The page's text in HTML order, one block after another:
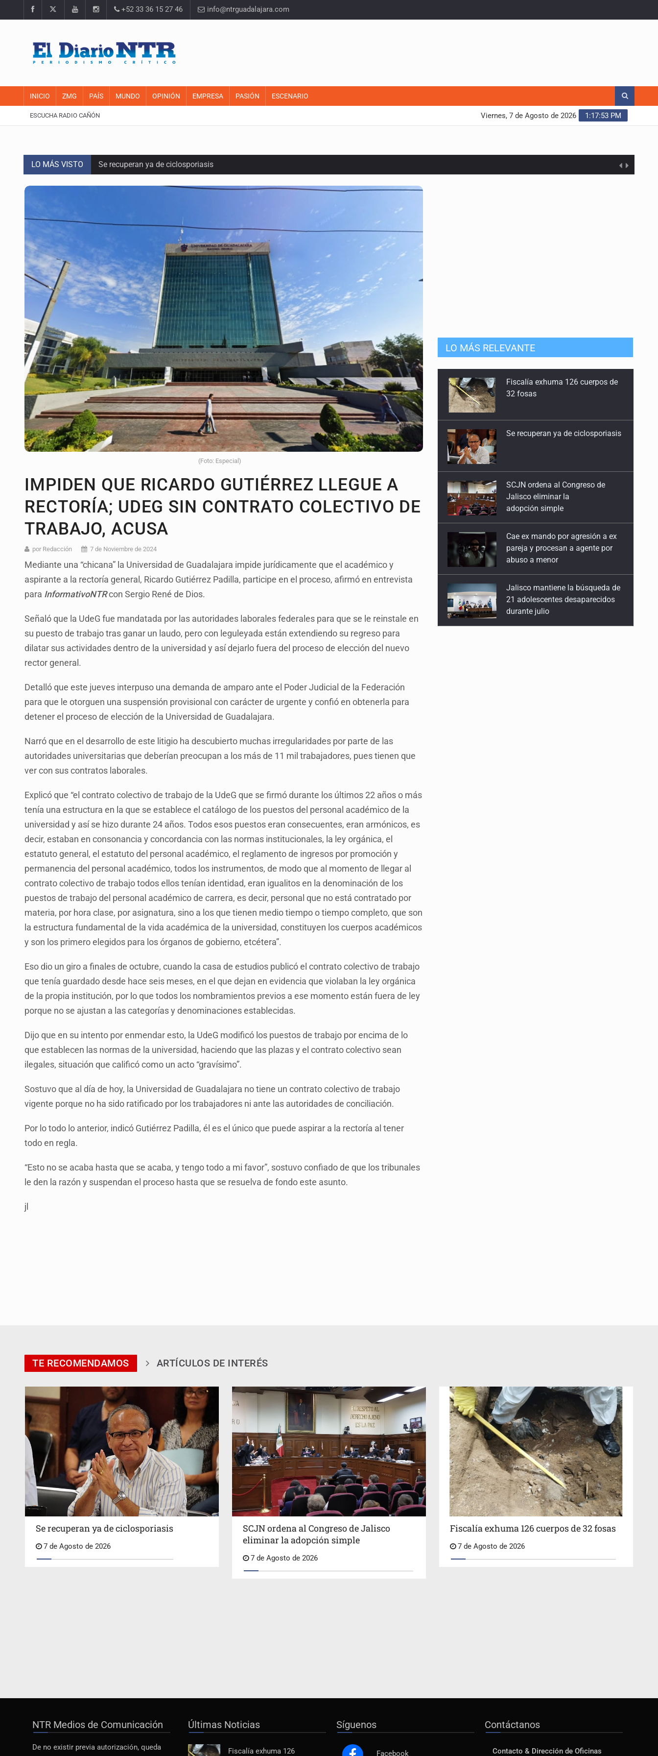
+52 33 36 15 27 46 info@ntrguadalajara.com
INICIO ZMG PAÍS MUNDO OPINIÓN EMPRESA PASIÓN ESCENARIO
ESCUCHA RADIO CAÑÓN 1:17:54 PM
Viernes, 7 de Agosto de 2026
LO MÁS VISTO Se recuperan ya de ciclosporiasis
SCJN ordena al Congreso de Jalisco eliminar la adopción simple
Al archivo la mitad de quejas contra el Siapa
Ya hay solicitud de audiencia de imputación en caso Eli Castro
Vecinos acusan retiro de árboles; Ijalvi niega tala
Buscan mantener tradiciones con Feria Corazón de Artesano
Apoyarán a mujeres con cáncer con 40 mdp
La evolución tiene nombre: ‘SuperArte’
Quinto Patio
(Foto: Especial)
IMPIDEN QUE RICARDO GUTIÉRREZ LLEGUE A
RECTORÍA; UDEG SIN CONTRATO COLECTIVO DE
TRABAJO, ACUSA
por Redacción 7 de Noviembre de 2024
Mediante una “chicana” la Universidad de Guadalajara impide jurídicamente que el académico y
aspirante a la rectoría general, Ricardo Gutiérrez Padilla, participe en el proceso, afirmó en entrevista
para InformativoNTRcon Sergio René de Dios.
Señaló que la UdeG fue mandatada por las autoridades laborales federales para que se le reinstale en
su puesto de trabajo tras ganar un laudo, pero con leguleyada están extendiendo su regreso para
dilatar sus actividades dentro de la universidad y así dejarlo fuera del proceso de elección del nuevo
rector general.
Detalló que este jueves interpuso una demanda de amparo ante el Poder Judicial de la Federación
para que le otorguen una suspensión provisional con carácter de urgente y confió en obtenerla para
detener el proceso de elección de la Universidad de Guadalajara.
Narró que en el desarrollo de este litigio ha descubierto muchas irregularidades por parte de las
autoridades universitarias que deberían preocupan a los más de 11 mil trabajadores, pues tienen que
ver con sus contratos laborales.
Explicó que “el contrato colectivo de trabajo de la UdeG que se firmó durante los últimos 22 años o más
tenía una estructura en la que se establece el catálogo de los puestos del personal académico de la
universidad y así se hizo durante 24 años. Todos esos puestos eran consecuentes, eran armónicos, es
decir, estaban en consonancia y concordancia con las normas institucionales, la ley orgánica, el
estatuto general, el estatuto del personal académico, el reglamento de ingresos por promoción y
permanencia del personal académico, todos los instrumentos, de modo que al momento de llegar al
contrato colectivo de trabajo todos ellos tenían identidad, eran igualitos en la denominación de los
puestos de trabajo del personal académico de carrera, es decir, personal que no está contratado por
materia, por hora clase, por asignatura, sino a los que tienen medio tiempo o tiempo completo, que son
la estructura fundamental de la vida académica de la universidad, constituyen los cuerpos académicos
y son los primero elegidos para los órganos de gobierno, etcétera”.
Eso dio un giro a finales de octubre, cuando la casa de estudios publicó el contrato colectivo de trabajo
que tenía guardado desde hace seis meses, en el que dejan en evidencia que violaban la ley orgánica
de la propia institución, por lo que todos los nombramientos previos a ese momento están fuera de ley
porque no se ajustan a las categorías y denominaciones establecidas.
Dijo que en su intento por enmendar esto, la UdeG modificó los puestos de trabajo por encima de lo
que establecen las normas de la universidad, haciendo que las plazas y el contrato colectivo sean
ilegales, situación que calificó como un acto “gravísimo”.
Sostuvo que al día de hoy, la Universidad de Guadalajara no tiene un contrato colectivo de trabajo
vigente porque no ha sido ratificado por los trabajadores ni ante las autoridades de conciliación.
Por lo todo lo anterior, indicó Gutiérrez Padilla, él es el único que puede aspirar a la rectoría al tener
todo en regla.
“Esto no se acaba hasta que se acaba, y tengo todo a mi favor”, sostuvo confiado de que los tribunales
le den la razón y suspendan el proceso hasta que se resuelva de fondo este asunto.
jl
LO MÁS RELEVANTE
Se recuperan ya de ciclosporiasis
SCJN ordena al Congreso de
Cae ex mando por agresión a ex
pareja y procesan a agente por
abuso a menor
Jalisco mantiene la búsqueda de
21 adolescentes desaparecidos
durante julio
SSPC, participa en búsqueda de
Ricardo Cabezas Talavera
TE RECOMENDAMOS ARTÍCULOS DE INTERÉS
Se recuperan ya de ciclosporiasis
7 de Agosto de 2026
SCJN ordena al Congreso de Jalisco
eliminar la adopción simple
7 de Agosto de 2026
Fiscalía exhuma 126 cuerpos de 32 fosas
7 de Agosto de 2026
NTR Medios de Comunicación
De no existir previa autorización, queda
Últimas Noticias
Fiscalía exhuma 126
Síguenos
Facebook
Contáctanos
Contacto & Dirección de Oficinas